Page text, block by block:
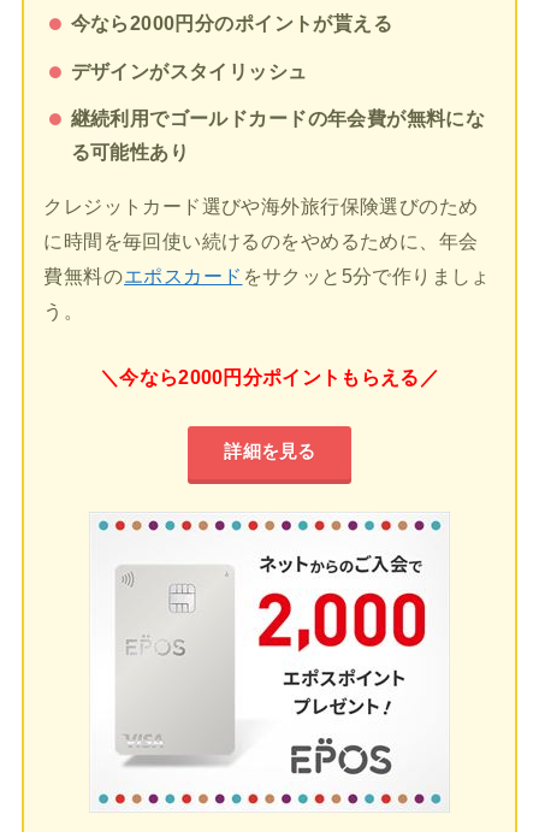
今なら2000円分のポイントが貰える
デザインがスタイリッシュ
継続利用でゴールドカードの年会費が無料にな
る可能性あり
クレジットカード選びや海外旅行保険選びのため
に時間を毎回使い続けるのをやめるために、年会
費無料のエポスカード をサクッと5分で作りましょ
う。
＼今なら2000円分ポイントもらえる／
詳細を見る